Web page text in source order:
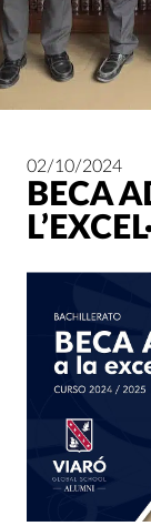
02/10/2024
BECA